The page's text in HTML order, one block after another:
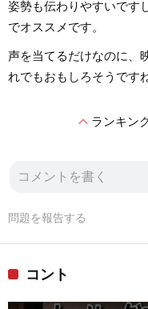
姿勢も伝わりやすいです
でオススメです。
声を当てるだけなのに、
れでもおもしろそうですね
expand_lessランキン
問題を報告する
コント